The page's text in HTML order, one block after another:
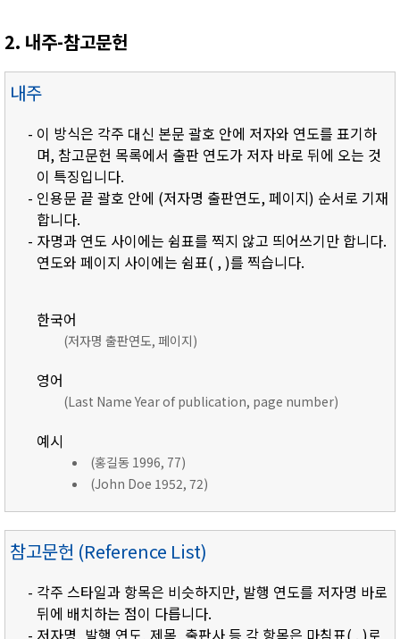
2. 내주-참고문헌
내주
- 이 방식은 각주 대신 본문 괄호 안에 저자와 연도를 표기하
며, 참고문헌 목록에서 출판 연도가 저자 바로 뒤에 오는 것
이 특징입니다.
- 인용문 끝 괄호 안에 (저자명 출판연도, 페이지) 순서로 기재
합니다.
- 자명과 연도 사이에는 쉼표를 찍지 않고 띄어쓰기만 합니다.
연도와 페이지 사이에는 쉼표( , )를 찍습니다.
한국어
(저자명 출판연도, 페이지)
영어
(Last Name Year of publication, page number)
예시
(홍길동 1996, 77)
(John Doe 1952, 72)
참고문헌 (Reference List)
- 각주 스타일과 항목은 비슷하지만, 발행 연도를 저자명 바로
뒤에 배치하는 점이 다릅니다.